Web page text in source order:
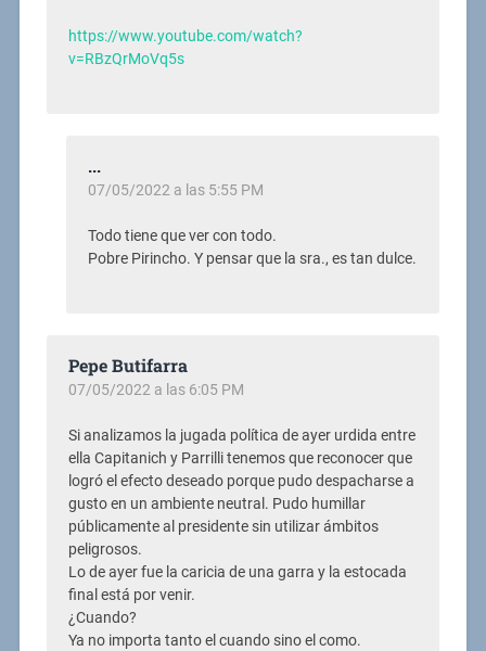
https://www.youtube.com/watch?
v=RBzQrMoVq5s
...
07/05/2022 a las 5:55 PM
Todo tiene que ver con todo.
Pobre Pirincho. Y pensar que la sra., es tan dulce.
Pepe Butifarra
07/05/2022 a las 6:05 PM
Si analizamos la jugada política de ayer urdida entre
ella Capitanich y Parrilli tenemos que reconocer que
logró el efecto deseado porque pudo despacharse a
gusto en un ambiente neutral. Pudo humillar
públicamente al presidente sin utilizar ámbitos
peligrosos.
Lo de ayer fue la caricia de una garra y la estocada
final está por venir.
¿Cuando?
Ya no importa tanto el cuando sino el como.